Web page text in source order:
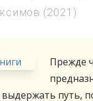
(2021)
Прежде
путь,